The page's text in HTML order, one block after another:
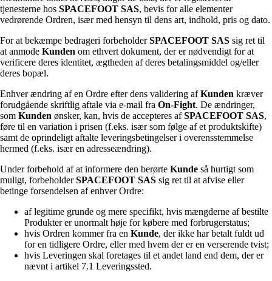
tjenesterne hos SPACEFOOT SAS, bevis for alle elementer
vedrørende Ordren, især med hensyn til dens art, indhold, pris og dato.
For at bekæmpe bedrageri forbeholderSPACEFOOT SAS sig ret til
at anmode Kunden om ethvert dokument, der er nødvendigt for at
verificere deres identitet, ægtheden af deres betalingsmiddel og/eller
deres bopæl.
Enhver ændring af en Ordre efter dens validering afKunden kræver
forudgående skriftlig aftale via e-mail fra On-Fight. De ændringer,
som Kunden ønsker, kan, hvis de accepteres afSPACEFOOT SAS,
føre til en variation i prisen (f.eks. især som følge af et produktskifte)
samt de oprindeligt aftalte leveringsbetingelser i overensstemmelse
hermed (f.eks. især en adresseændring).
Under forbehold af at informere den berørte Kunde så hurtigt som
muligt, forbeholderSPACEFOOT SAS sig ret til at afvise eller
betinge forsendelsen af enhver Ordre:
af legitime grunde og mere specifikt, hvis mængderne af bestilte
Produkter er unormalt høje for købere med forbrugerstatus;
hvis Ordren kommer fra en Kunde, der ikke har betalt fuldt ud
for en tidligere Ordre, eller med hvem der er en verserende tvist;
hvis Leveringen skal foretages til et andet land end dem, der er
nævnt i artikel 7.1 Leveringssted.